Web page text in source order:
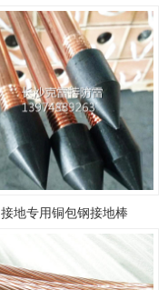
接地专用铜包钢接地棒